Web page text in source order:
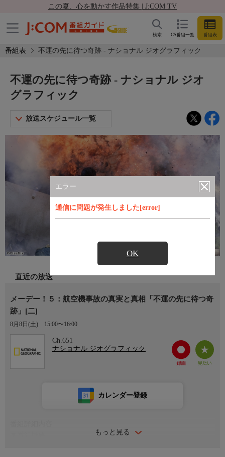
この夏、心を動かす作品特集 | J:COM TV
CS番組一覧 番組表
検索
番組表 不運の先に待つ奇跡 - ナショナル ジオグラフィック
エラー
通信に問題が発生しました[error]
OK
不運の先に待つ奇跡 - ナショナル ジオ
グラフィック
放送スケジュール一覧
直近の放送
メーデー！５：航空機事故の真実と真相「不運の先に待つ奇
跡」[二]
8月8日(土) 15:00〜16:00
Ch.651
ナショナル ジオグラフィック
もっと見る
カレンダー登録